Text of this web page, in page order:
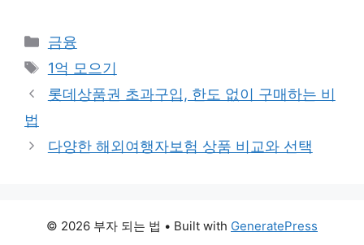
Categories
금융
Tags
1억 모으기
롯데상품권 초과구입, 한도 없이 구매하는 비
법
다양한 해외여행자보험 상품 비교와 선택
© 2026 부자 되는 법 • Built with GeneratePress